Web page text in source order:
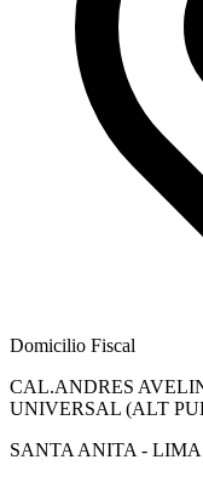
Domicilio Fiscal
CAL.ANDRES
UNIVERSAL (ALT
SANTA ANITA -